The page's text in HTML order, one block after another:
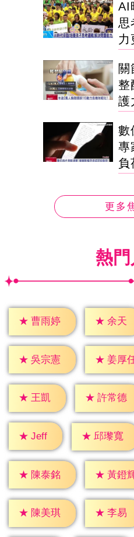
AI
思
力
關
整
護
數
專
負
更多
熱
★ 曹雨婷 ★ 余天
★ 吳宗憲 ★ 姜厚
★ 王凱 ★ 許常德
★ Jeff ★ 邱瓈寬
★ 陳泰銘 ★ 黃鐙
★ 陳美琪 ★ 李易